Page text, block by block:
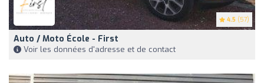
4.5 (57)
Auto / Moto École - First
Voir les données d'adresse et de contact